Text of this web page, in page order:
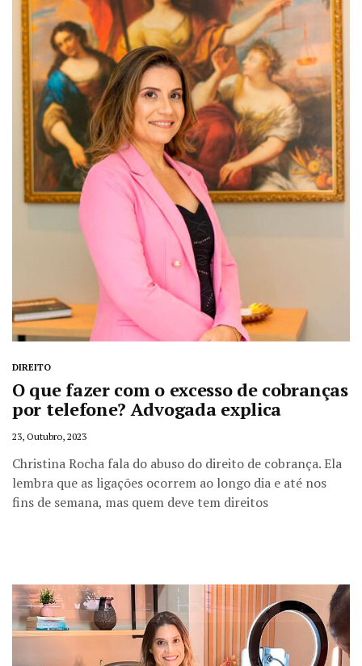
DIREITO
O que fazer com o excesso de cobranças
por telefone? Advogada explica
23, Outubro, 2023
Christina Rocha fala do abuso do direito de cobrança. Ela
lembra que as ligações ocorrem ao longo dia e até nos
fins de semana, mas quem deve tem direitos